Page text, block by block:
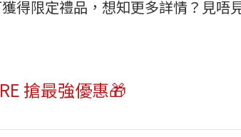
限定禮品，想知更多詳情？見唔
搶最強優惠🎁